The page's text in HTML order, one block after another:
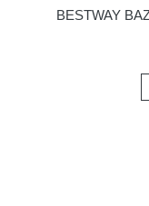
BESTWAY